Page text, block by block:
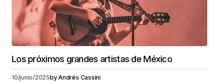
Los próximos grandes artistas de México
10/junio/2025byAndrés Cassini